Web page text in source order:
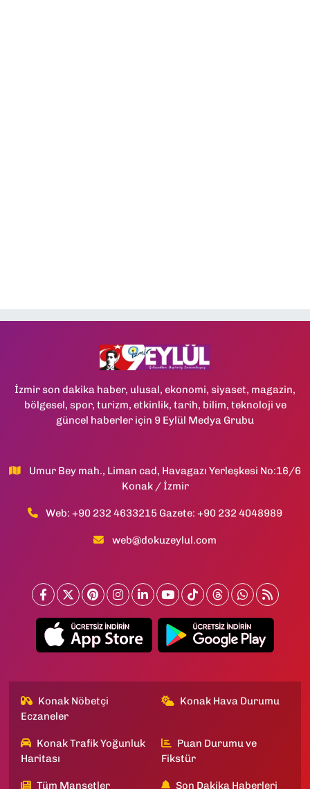
İzmir son dakika haber, ulusal, ekonomi, siyaset, magazin,
bölgesel, spor, turizm, etkinlik, tarih, bilim, teknoloji ve
güncel haberler için 9 Eylül Medya Grubu
Umur Bey mah., Liman cad, Havagazı Yerleşkesi No:16/6
Konak / İzmir
Web: +90 232 4633215 Gazete: +90 232 4048989
web@dokuzeylul.com
Konak Nöbetçi
Eczaneler
Konak Hava Durumu
Konak Trafik Yoğunluk
Haritası
Puan Durumu ve
Fikstür
Tüm Manşetler Son Dakika Haberleri